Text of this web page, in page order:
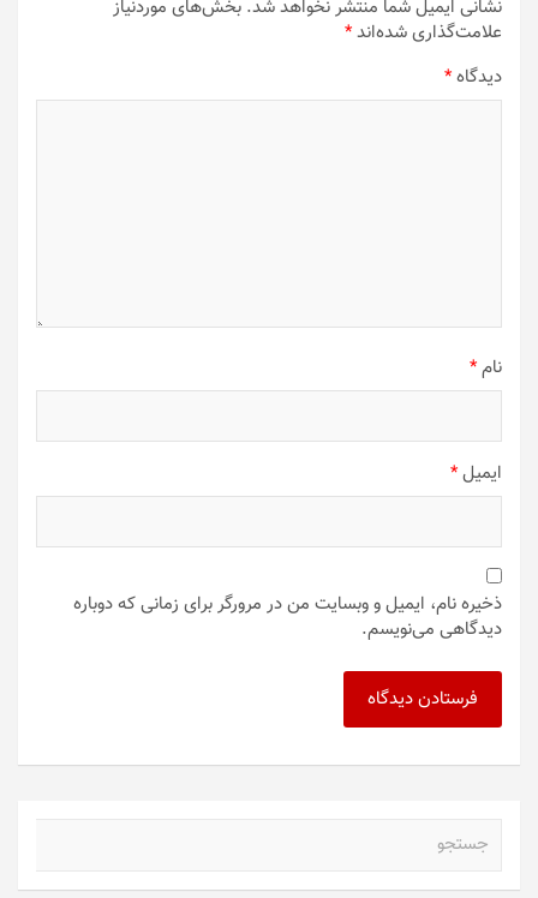
نشانی ایمیل شما منتشر نخواهد شد. بخش‌های موردنیاز
علامت‌گذاری شده‌اند*
دیدگاه*
نام*
ایمیل*
ذخیره نام، ایمیل و وبسایت من در مرورگر برای زمانی که دوباره
دیدگاهی می‌نویسم.